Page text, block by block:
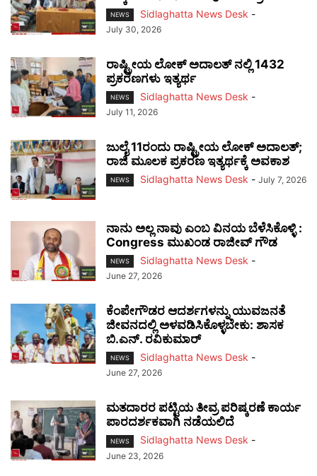
NEWS Sidlaghatta News Desk -
July 30, 2026
ರಾಷ್ಟ್ರೀಯ ಲೋಕ್ ಅದಾಲತ್ ನಲ್ಲಿ 1432
ಪ್ರಕರಣಗಳು ಇತ್ಯರ್ಥ
NEWS Sidlaghatta News Desk -
July 11, 2026
ಜುಲೈ 11ರಂದು ರಾಷ್ಟ್ರೀಯ ಲೋಕ್ ಅದಾಲತ್;
ರಾಜಿ ಮೂಲಕ ಪ್ರಕರಣ ಇತ್ಯರ್ಥಕ್ಕೆ ಅವಕಾಶ
NEWS Sidlaghatta News Desk - July 7, 2026
ನಾನು ಅಲ್ಲ ನಾವು ಎಂಬ ವಿನಯ ಬೆಳೆಸಿಕೊಳ್ಳಿ :
Congress ಮುಖಂಡ ರಾಜೀವ್ ಗೌಡ
NEWS Sidlaghatta News Desk -
June 27, 2026
ಕೆಂಪೇಗೌಡರ ಆದರ್ಶಗಳನ್ನು ಯುವಜನತೆ
ಜೀವನದಲ್ಲಿ ಅಳವಡಿಸಿಕೊಳ್ಳಬೇಕು: ಶಾಸಕ
ಬಿ.ಎನ್. ರವಿಕುಮಾರ್
NEWS Sidlaghatta News Desk -
June 27, 2026
ಮತದಾರರ ಪಟ್ಟಿಯ ತೀವ್ರ ಪರಿಷ್ಕರಣೆ ಕಾರ್ಯ
ಪಾರದರ್ಶಕವಾಗಿ ನಡೆಯಲಿದೆ
NEWS Sidlaghatta News Desk -
June 23, 2026